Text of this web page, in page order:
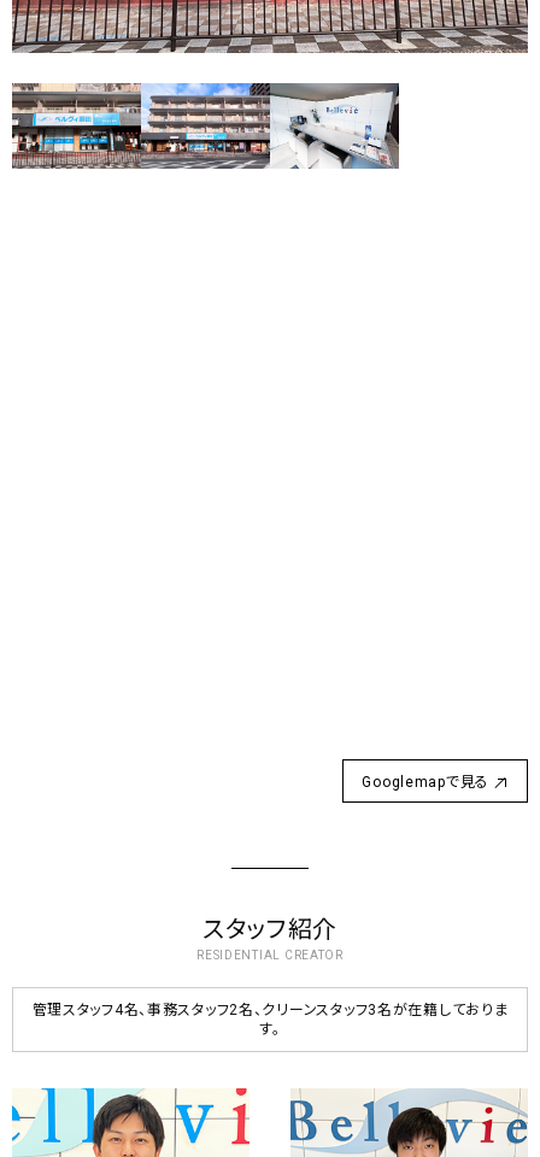
Googlemapで見る
スタッフ紹介
RESIDENTIAL CREATOR
管理スタッフ4名、事務スタッフ2名、クリーンスタッフ3名が在籍しておりま
す。